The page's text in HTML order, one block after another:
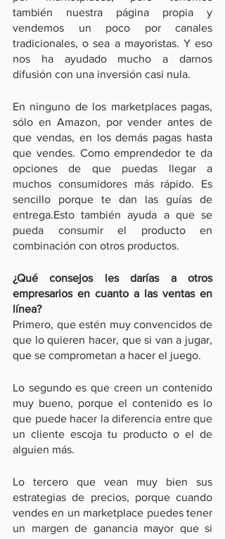
también nuestra página propia y
vendemos un poco por canales
tradicionales, o sea a mayoristas. Y eso
nos ha ayudado mucho a darnos
difusión con una inversión casi nula.
En ninguno de los marketplaces pagas,
sólo en Amazon, por vender antes de
que vendas, en los demás pagas hasta
que vendes. Como emprendedor te da
opciones de que puedas llegar a
muchos consumidores más rápido. Es
sencillo porque te dan las guías de
entrega.Esto también ayuda a que se
pueda consumir el producto en
combinación con otros productos.
¿Qué consejos les darías a otros
empresarios en cuanto a las ventas en
línea?
Primero, que estén muy convencidos de
que lo quieren hacer, que si van a jugar,
que se comprometan a hacer el juego.
Lo segundo es que creen un contenido
muy bueno, porque el contenido es lo
que puede hacer la diferencia entre que
un cliente escoja tu producto o el de
alguien más.
Lo tercero que vean muy bien sus
estrategias de precios, porque cuando
vendes en un marketplace puedes tener
un margen de ganancia mayor que si